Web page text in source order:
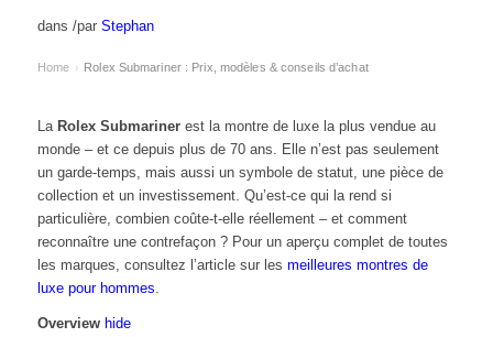
dans /par Stephan
Home › Rolex Submariner : Prix, modèles & conseils d’achat
La Rolex Submarinerest la montre de luxe la plus vendue au
monde – et ce depuis plus de 70 ans. Elle n’est pas seulement
un garde-temps, mais aussi un symbole de statut, une pièce de
collection et un investissement. Qu’est-ce qui la rend si
particulière, combien coûte-t-elle réellement – et comment
reconnaître une contrefaçon ? Pour un aperçu complet de toutes
les marques, consultez l’article sur les meilleures montres de
luxe pour hommes.
Overview hide